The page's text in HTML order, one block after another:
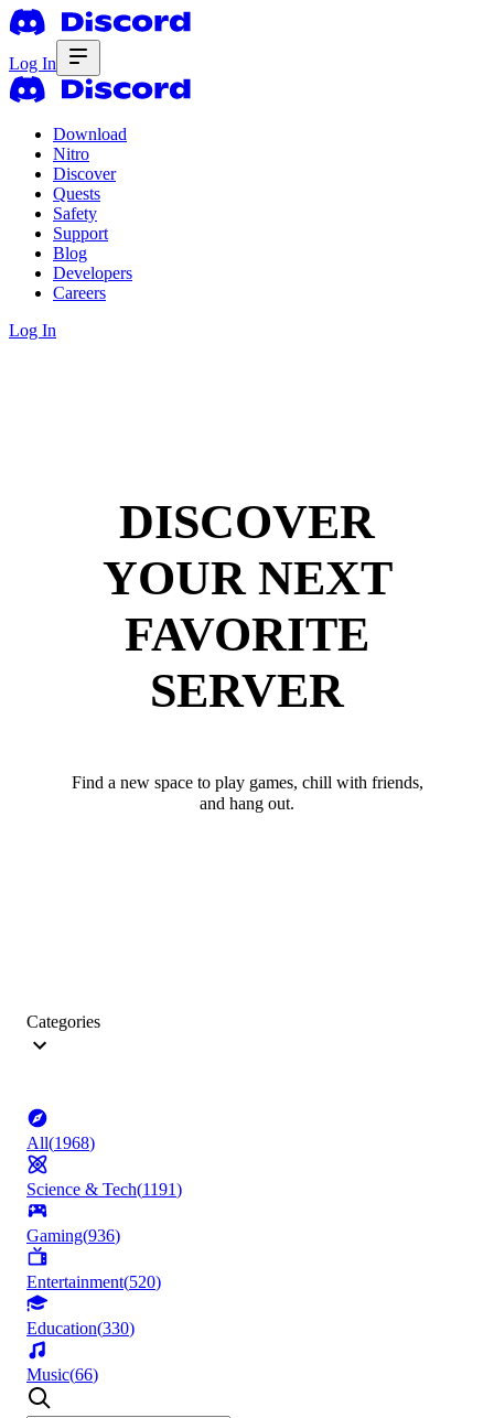
Log In
Download
Nitro
Discover
Quests
Safety
Support
Blog
Developers
Careers
Log In
DISCOVER
YOUR NEXT
FAVORITE
SERVER
Find a new space to play games, chill with friends,
and hang out.
Categories
All(1968)
Science & Tech(1191)
Gaming(936)
Entertainment(520)
Education(330)
Music(66)